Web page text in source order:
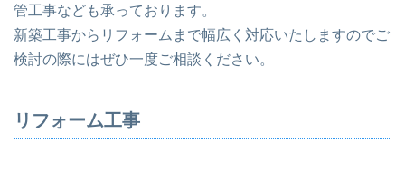
管工事なども承っております。
新築工事からリフォームまで幅広く対応いたしますのでご
検討の際にはぜひ一度ご相談ください。
リフォーム工事